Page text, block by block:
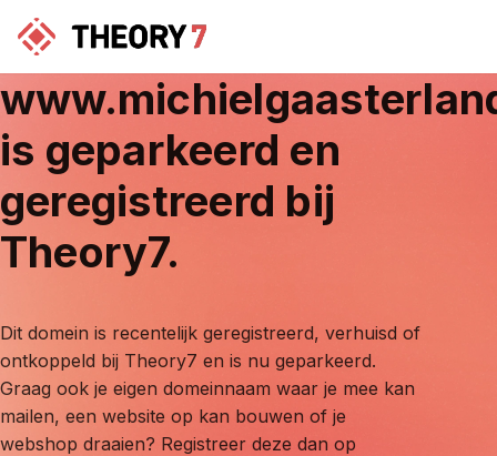
is geparkeerd en
geregistreerd bij
Theory7.
Dit domein is recentelijk geregistreerd, verhuisd of
ontkoppeld bij Theory7 en is nu geparkeerd.
Graag ook je eigen domeinnaam waar je mee kan
mailen, een website op kan bouwen of je
webshop draaien? Registreer deze dan op